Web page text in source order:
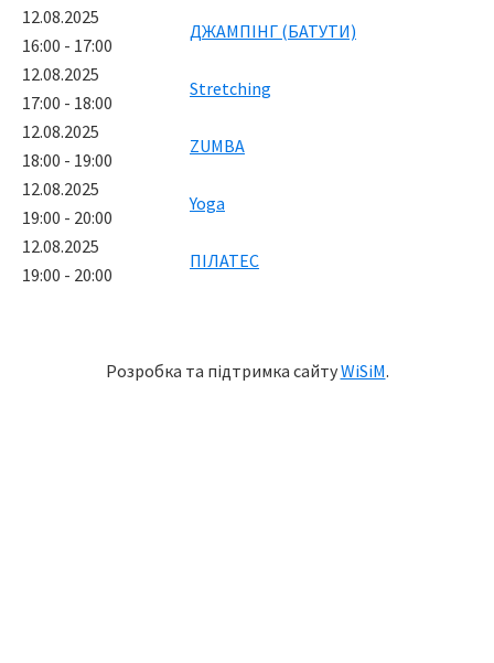
12.08.2025
16:00 - 17:00
ДЖАМПІНГ (БАТУТИ)
12.08.2025
17:00 - 18:00
Stretching
12.08.2025
18:00 - 19:00
ZUMBA
12.08.2025
19:00 - 20:00
Yoga
12.08.2025
19:00 - 20:00
ПІЛАТЕС
Розробка та підтримка сайтуWiSiM.